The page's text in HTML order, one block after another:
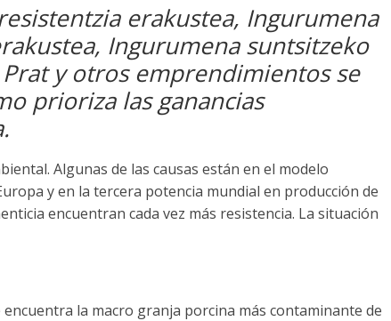
erakustea, Ingurumena
Ingurumena suntsitzeko
Prat y otros emprendimientos se
prioriza las ganancias
.
. Algunas de las causas están en el modelo
y en la tercera potencia mundial en producción de
encuentran cada vez más resistencia. La situación
encuentra la macro granja porcina más contaminante de